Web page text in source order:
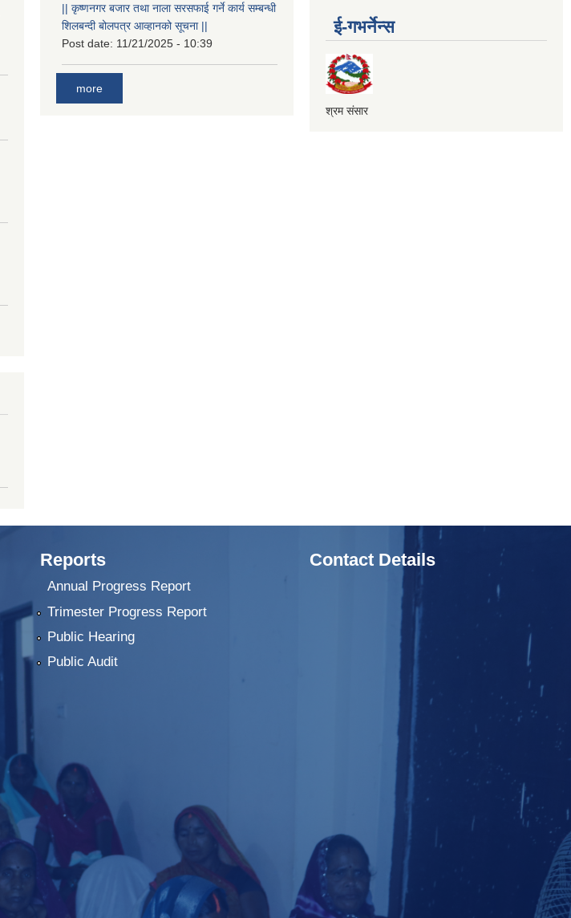
|| कृष्णनगर बजार तथा नाला सरसफाई गर्ने कार्य सम्बन्धी
शिलबन्दी बोलपत्र आव्हानको सूचना ||
Post date: 11/21/2025 - 10:39
more
ई-गभर्नेन्स
श्रम संसार
Reports
Annual Progress Report
Trimester Progress Report
Public Hearing
Public Audit
Contact Details